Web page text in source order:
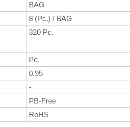
BAG
8 (Pc.) / BAG
320 Pc.
Pc.
0.95
-
PB-Free
RoHS